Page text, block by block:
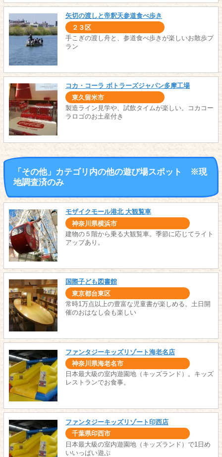
矢切の渡しと帝釈天参道食べ歩き
２３区
手こぎの渡し舟と、参道食べ歩きが楽しいお散歩プ
ラン
コカ・コーラ ボトラーズジャパン多摩工場
東久留米市
製造ライン見学や、試飲タイムが楽しい。コカコー
ラロゴのお土産付き
「その他」カテゴリ内の他の遊び場スポット ※現
地調査済のみ
モザイクモール港北 大観覧車
神奈川県横浜市
建物の５階から乗る大観覧車。季節に応じてライト
アップあり。
国際子ども図書館
東京都台東区
常時1万点以上の豊富な児童書が楽しめる。土日開
催のおはなし会も楽しい
ファンタジーキッズリゾート海老名店
神奈川県海老名市
日本最大級の室内遊園地（キッズランド）。キッズ
レストランでお食事。
ファンタジーキッズリゾート印西店
千葉県印西市
日本最大級の室内遊園地（キッズランド）で1日め
いいっぱい遊ぶ